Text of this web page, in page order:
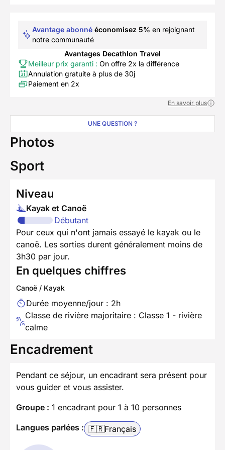
Avantage abonné économisez 5% en rejoignant
notre communauté
Avantages Decathlon Travel
Meilleur prix garanti : On offre 2x la différence
Annulation gratuite à plus de 30j
Paiement en 2x
En savoir plus
UNE QUESTION ?
Photos
Sport
Niveau
Kayak et Canoë
Débutant
Pour ceux qui n'ont jamais essayé le kayak ou le
canoë. Les sorties durent généralement moins de
3h30 par jour.
En quelques chiffres
Canoë / Kayak
Durée moyenne/jour : 2h
Classe de rivière majoritaire : Classe 1 - rivière
calme
Encadrement
Pendant ce séjour, un encadrant sera présent pour
vous guider et vous assister.
Groupe : 1 encadrant pour 1 à 10 personnes
Langues parlées : 🇫🇷Français